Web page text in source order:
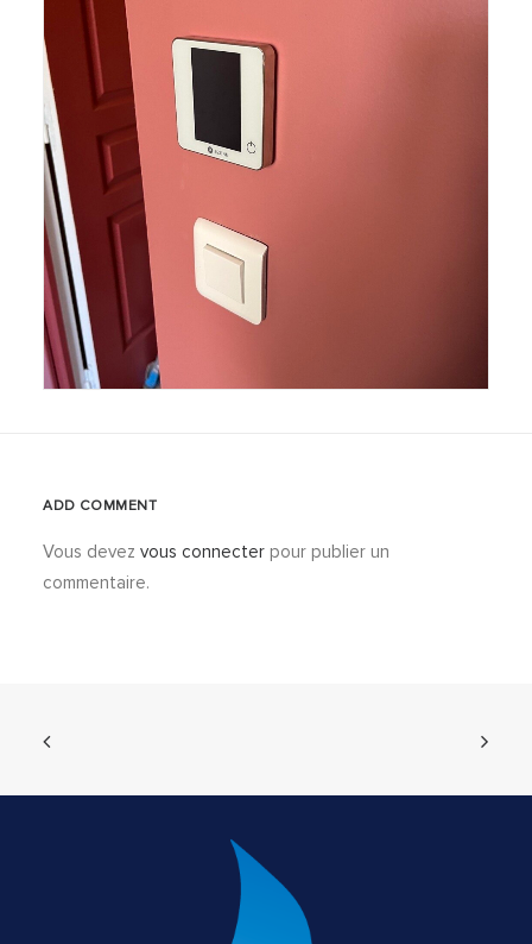
ADD COMMENT
Vous devez vous connecter pour publier un
commentaire.